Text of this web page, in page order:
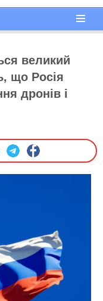
великий
що Росія
дронів і